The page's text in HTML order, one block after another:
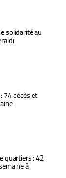
solidarité au
74 décès et
quartiers : 42
à